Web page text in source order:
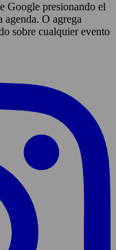
Google presionando el
agenda. O agrega
sobre cualquier evento